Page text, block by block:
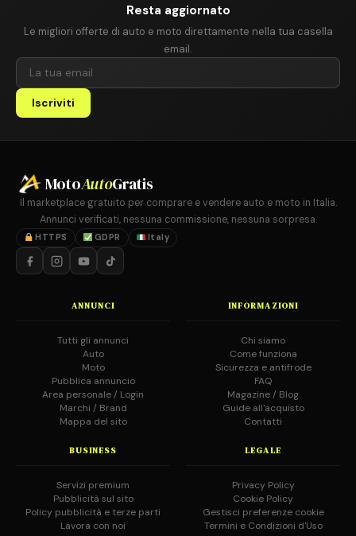
Resta aggiornato
Le migliori offerte di auto e moto direttamente nella tua casella
email.
Iscriviti
MotoAutoGratis
Il marketplace gratuito per comprare e vendere auto e moto in Italia.
Annunci verificati, nessuna commissione, nessuna sorpresa.
HTTPS GDPR Italy
ANNUNCI
Tutti gli annunci
Auto
Moto
Pubblica annuncio
Area personale / Login
Marchi / Brand
Mappa del sito
INFORMAZIONI
Chi siamo
Come funziona
Sicurezza e antifrode
FAQ
Magazine / Blog
Guide all'acquisto
Contatti
BUSINESS
Servizi premium
Pubblicità sul sito
Policy pubblicità e terze parti
Lavora con noi
LEGALE
Privacy Policy
Cookie Policy
Gestisci preferenze cookie
Termini e Condizioni d'Uso